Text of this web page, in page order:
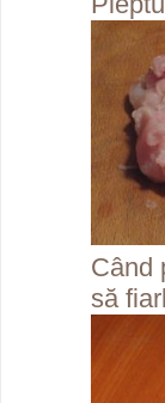
Când
să